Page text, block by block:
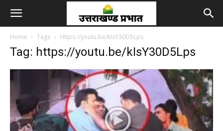
Home Tags Https://youtu.be/kIsY30D5Lps
Tag: https://youtu.be/kIsY30D5Lps